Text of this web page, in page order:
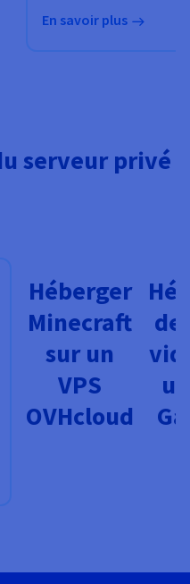
En savoir plus
serveur privé
Héberger
Minecraft
sur un
VPS
OVHcloud